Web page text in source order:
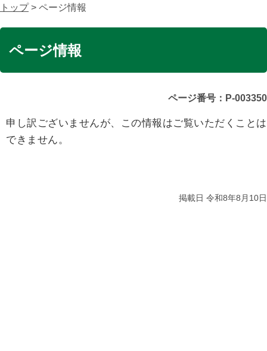
トップ> ページ情報
ページ情報
ページ番号：P-003350
申し訳ございませんが、この情報はご覧いただくことは
できません。
掲載日 令和8年8月10日